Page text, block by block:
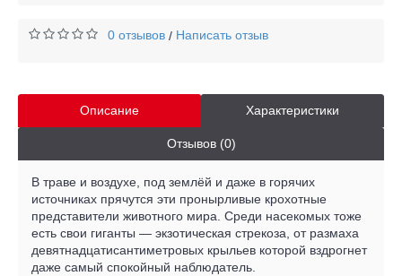
0 отзывов / Написать отзыв
Описание Характеристики
Отзывов (0)
В траве и воздухе, под землёй и даже в горячих
источниках прячутся эти пронырливые крохотные
представители животного мира. Среди насекомых тоже
есть свои гиганты — экзотическая стрекоза, от размаха
девятнадцатисантиметровых крыльев которой вздрогнет
даже самый спокойный наблюдатель.